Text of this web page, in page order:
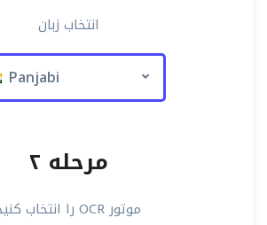
انتخاب زبان
Panjabi
مرحله ۲
موتور OCR را انتخاب کنید